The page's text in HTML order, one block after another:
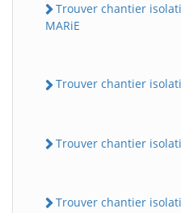
Trouver chantier
MARiE
Trouver chantier
Trouver chantier
Trouver chantier